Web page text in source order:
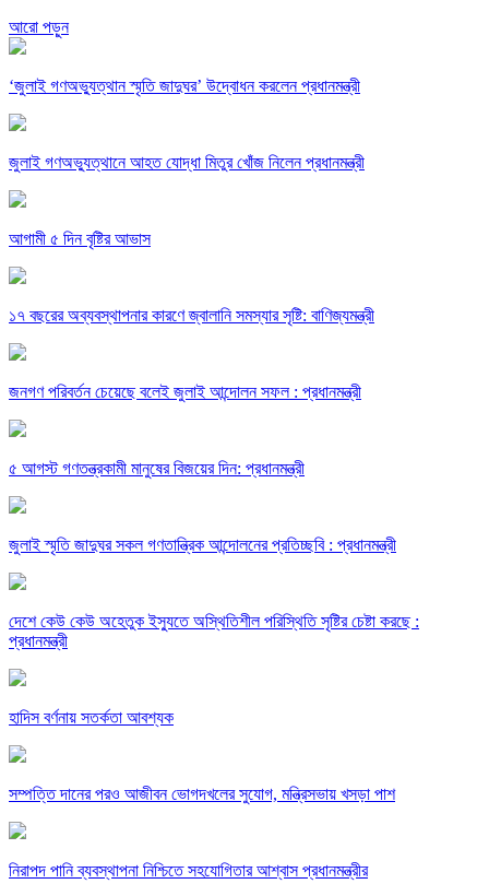
আরো পড়ুন
‘জুলাই গণঅভ্যুত্থান স্মৃতি জাদুঘর’ উদ্বোধন করলেন প্রধানমন্ত্রী
জুলাই গণঅভ্যুত্থানে আহত যোদ্ধা মিতুর খোঁজ নিলেন প্রধানমন্ত্রী
আগামী ৫ দিন বৃষ্টির আভাস
১৭ বছরের অব্যবস্থাপনার কারণে জ্বালানি সমস্যার সৃষ্টি: বাণিজ্যমন্ত্রী
জনগণ পরিবর্তন চেয়েছে বলেই জুলাই আন্দোলন সফল : প্রধানমন্ত্রী
৫ আগস্ট গণতন্ত্রকামী মানুষের বিজয়ের দিন: প্রধানমন্ত্রী
জুলাই স্মৃতি জাদুঘর সকল গণতান্ত্রিক আন্দোলনের প্রতিচ্ছবি : প্রধানমন্ত্রী
দেশে কেউ কেউ অহেতুক ইস্যুতে অস্থিতিশীল পরিস্থিতি সৃষ্টির চেষ্টা করছে :
প্রধানমন্ত্রী
হাদিস বর্ণনায় সতর্কতা আবশ্যক
সম্পত্তি দানের পরও আজীবন ভোগদখলের সুযোগ, মন্ত্রিসভায় খসড়া পাশ
নিরাপদ পানি ব্যবস্থাপনা নিশ্চিতে সহযোগিতার আশ্বাস প্রধানমন্ত্রীর